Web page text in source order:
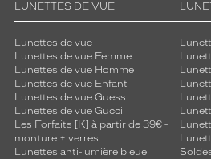
LUNETTES DE VUE
Lunettes de vue
Lunettes de vue Femme
Lunettes de vue Homme
Lunettes de vue Enfant
Lunettes de vue Guess
Lunettes de vue Gucci
Les Forfaits [K] à partir de 39€ -
monture + verres
Lunettes anti-lumière bleue